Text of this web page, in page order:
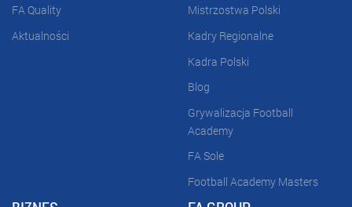
FA Quality
Aktualności
Mistrzostwa Polski
Kadry Regionalne
Kadra Polski
Blog
Grywalizacja Football
Academy
FA Sole
Football Academy Masters